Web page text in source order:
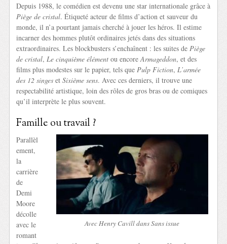
Depuis 1988, le comédien est devenu une star internationale grâce à
Piège de cristal. Étiqueté acteur de films d’action et sauveur du
monde, il n’a pourtant jamais cherché à jouer les héros. Il estime
incarner des hommes plutôt ordinaires jetés dans des situations
extraordinaires. Les blockbusters s’enchaînent : les suites de Piège
de cristal, Le cinquième élément ou encoreArmageddon, et des
films plus modestes sur le papier, tels que Pulp Fiction, L’armée
des 12 singes etSixième sens. Avec ces derniers, il trouve une
respectabilité artistique, loin des rôles de gros bras ou de comiques
qu’il interprète le plus souvent.
Famille ou travail ?
Avec Henry Cavill dans Sans issue
Parallèl
ement,
la
carrière
de
Demi
Moore
décolle
avec le
romant